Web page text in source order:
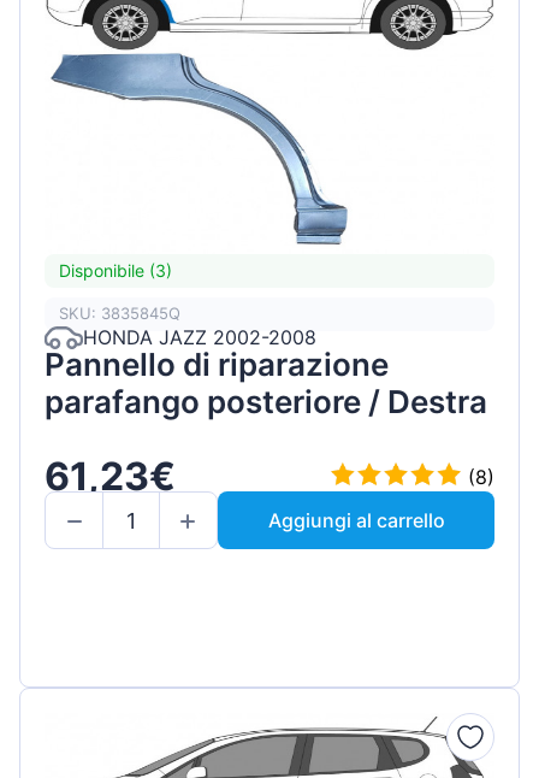
Disponibile (3)
SKU: 3835845Q
HONDA JAZZ 2002-2008
Pannello di riparazione
parafango posteriore / Destra
61,23€
(8)
Aggiungi al carrello